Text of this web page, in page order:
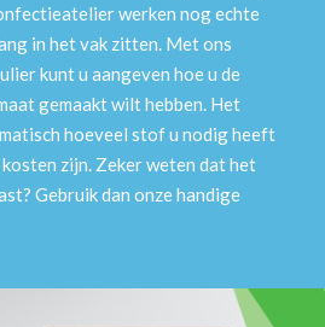
werken nog echte
in het vak zitten. Met ons
kunt u aangeven hoe u de
gemaakt wilt hebben. Het
hoeveel stof u nodig heeft
zijn. Zeker weten dat het
Gebruik dan onze handige